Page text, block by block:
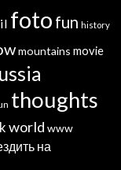
foto fun history
mountains movie
thoughts
world www
на